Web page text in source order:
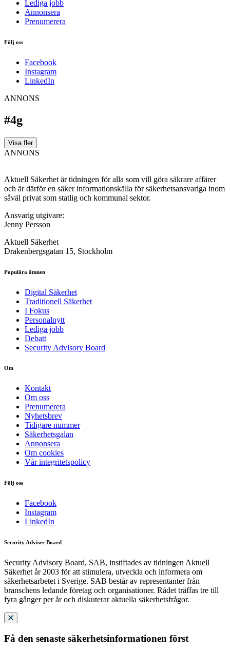
Lediga jobb
Annonsera
Prenumerera
Följ oss
Facebook
Instagram
LinkedIn
ANNONS
#4g
Visa fler
ANNONS
Aktuell Säkerhet är tidningen för alla som vill göra säkrare affärer
och är därför en säker informationskälla för säkerhets­ansvariga inom
såväl privat som statlig och kommunal sektor.
Ansvarig utgivare:
Jenny Persson
Aktuell Säkerhet
Drakenbergsgatan 15, Stockholm
Populära ämnen
Digital Säkerhet
Traditionell Säkerhet
I Fokus
Personalnytt
Lediga jobb
Debatt
Security Advisory Board
Om
Kontakt
Om oss
Prenumerera
Nyhetsbrev
Tidigare nummer
Säkerhetsgalan
Annonsera
Om cookies
Vår integritetspolicy
Följ oss
Facebook
Instagram
LinkedIn
Security Adviser Board
Security Advisory Board, SAB, instiftades av tidningen Aktuell
Säkerhet år 2003 för att stimulera, utveckla och informera om
säkerhetsarbetet i Sverige. SAB består av representanter från
branschens ledande företag och organisationer. Rådet träffas tre till
fyra gånger per år och diskuterar aktuella säkerhetsfrågor.
Få den senaste säkerhetsinformationen först